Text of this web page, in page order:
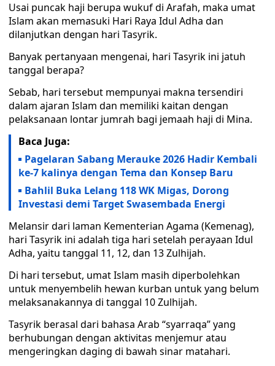
Usai puncak haji berupa wukuf di Arafah, maka umat
Islam akan memasuki Hari Raya Idul Adha dan
dilanjutkan dengan hari Tasyrik.
Banyak pertanyaan mengenai, hari Tasyrik ini jatuh
tanggal berapa?
Sebab, hari tersebut mempunyai makna tersendiri
dalam ajaran Islam dan memiliki kaitan dengan
pelaksanaan lontar jumrah bagi jemaah haji di Mina.
Baca Juga:
Pagelaran Sabang Merauke 2026 Hadir Kembali
ke-7 kalinya dengan Tema dan Konsep Baru
Bahlil Buka Lelang 118 WK Migas, Dorong
Investasi demi Target Swasembada Energi
Melansir dari laman Kementerian Agama (Kemenag),
hari Tasyrik ini adalah tiga hari setelah perayaan Idul
Adha, yaitu tanggal 11, 12, dan 13 Zulhijah.
Di hari tersebut, umat Islam masih diperbolehkan
untuk menyembelih hewan kurban untuk yang belum
melaksanakannya di tanggal 10 Zulhijah.
Tasyrik berasal dari bahasa Arab “syarraqa” yang
berhubungan dengan aktivitas menjemur atau
mengeringkan daging di bawah sinar matahari.